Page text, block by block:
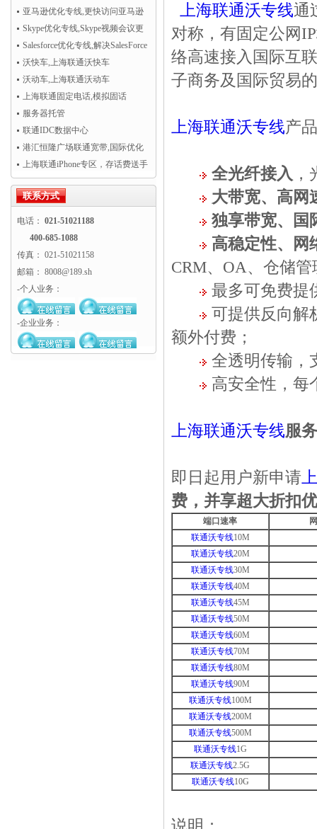
线亚马逊优化专线,更快访问亚马逊
AWS云服务
Skype优化专线,Skype视频会议更
清晰流畅
Salesforce优化专线,解决SalesForce
CRM访问慢
沃快车,上海联通沃快车
沃动车,上海联通沃动车
上海联通固定电话,模拟固话
服务器托管
联通IDC数据中心
港汇恒隆广场联通宽带,国际优化
专线超值热卖！
上海联通iPhone专区，存话费送手
机
联系方式
电话： 021-51021188
400-685-1088
传真： 021-51021158
邮箱： 8008@189.sh
-个人业务：
-企业业务：
上海联通沃专线通
对称，有固定公网
络高速接入国际互
子商务及国际贸易
上海联通沃专线产
全光纤接入
大带宽、高网
独享带宽、国
高稳定性、网
CRM、OA、仓储
最多可免费提
可提供反向解
额外付费；
全透明传输，
高安全性，每
上海联通沃专线服
即日起用户新申请
费，并享超大折扣
端口速率
联通沃专线10M
联通沃专线20M
联通沃专线30M
联通沃专线40M
联通沃专线45M
联通沃专线50M
联通沃专线60M
联通沃专线70M
联通沃专线80M
联通沃专线90M
联通沃专线100M
联通沃专线200M
联通沃专线500M
联通沃专线1G
联通沃专线2.5G
联通沃专线10G